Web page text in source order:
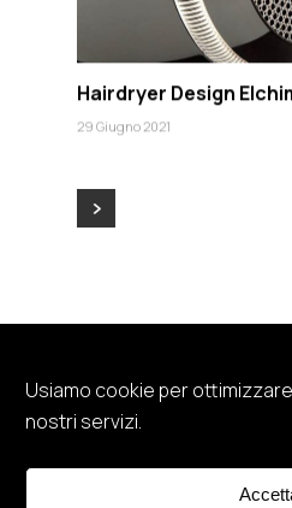
Usiamo cookie per
nostri servizi.
Hairdryer Design
29 Giugno 2021
© 2026 CASINI STUDIO
Settembrini, 28 -
+39 3357075264 -
-